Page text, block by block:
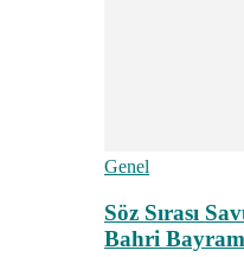
Genel
Söz Sırası
Bahri